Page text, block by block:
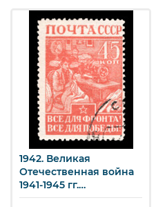
1942. Великая
Отечественная война
1941-1945 гг.
Обмундирование для